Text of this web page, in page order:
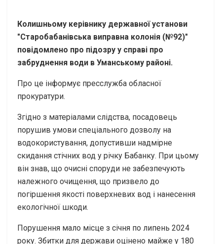
Колишньому керівнику державної установи
"Старобабанівська виправна колонія (№92)"
повідомлено про підозру у справі про
забруднення води в Уманському районі.
Про це інформує пресслужба обласної
прокуратури.
Згідно з матеріалами слідства, посадовець
порушив умови спеціального дозволу на
водокористування, допустивши надмірне
скидання стічних вод у річку Бабанку. При цьому
він знав, що очисні споруди не забезпечують
належного очищення, що призвело до
погіршення якості поверхневих вод і нанесення
екологічної шкоди.
Порушення мало місце з січня по липень 2024
року. Збитки для держави оцінено майже у 180